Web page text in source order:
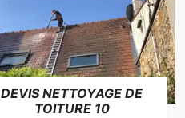
DEVIS NETTOYAGE DE
TOITURE 10